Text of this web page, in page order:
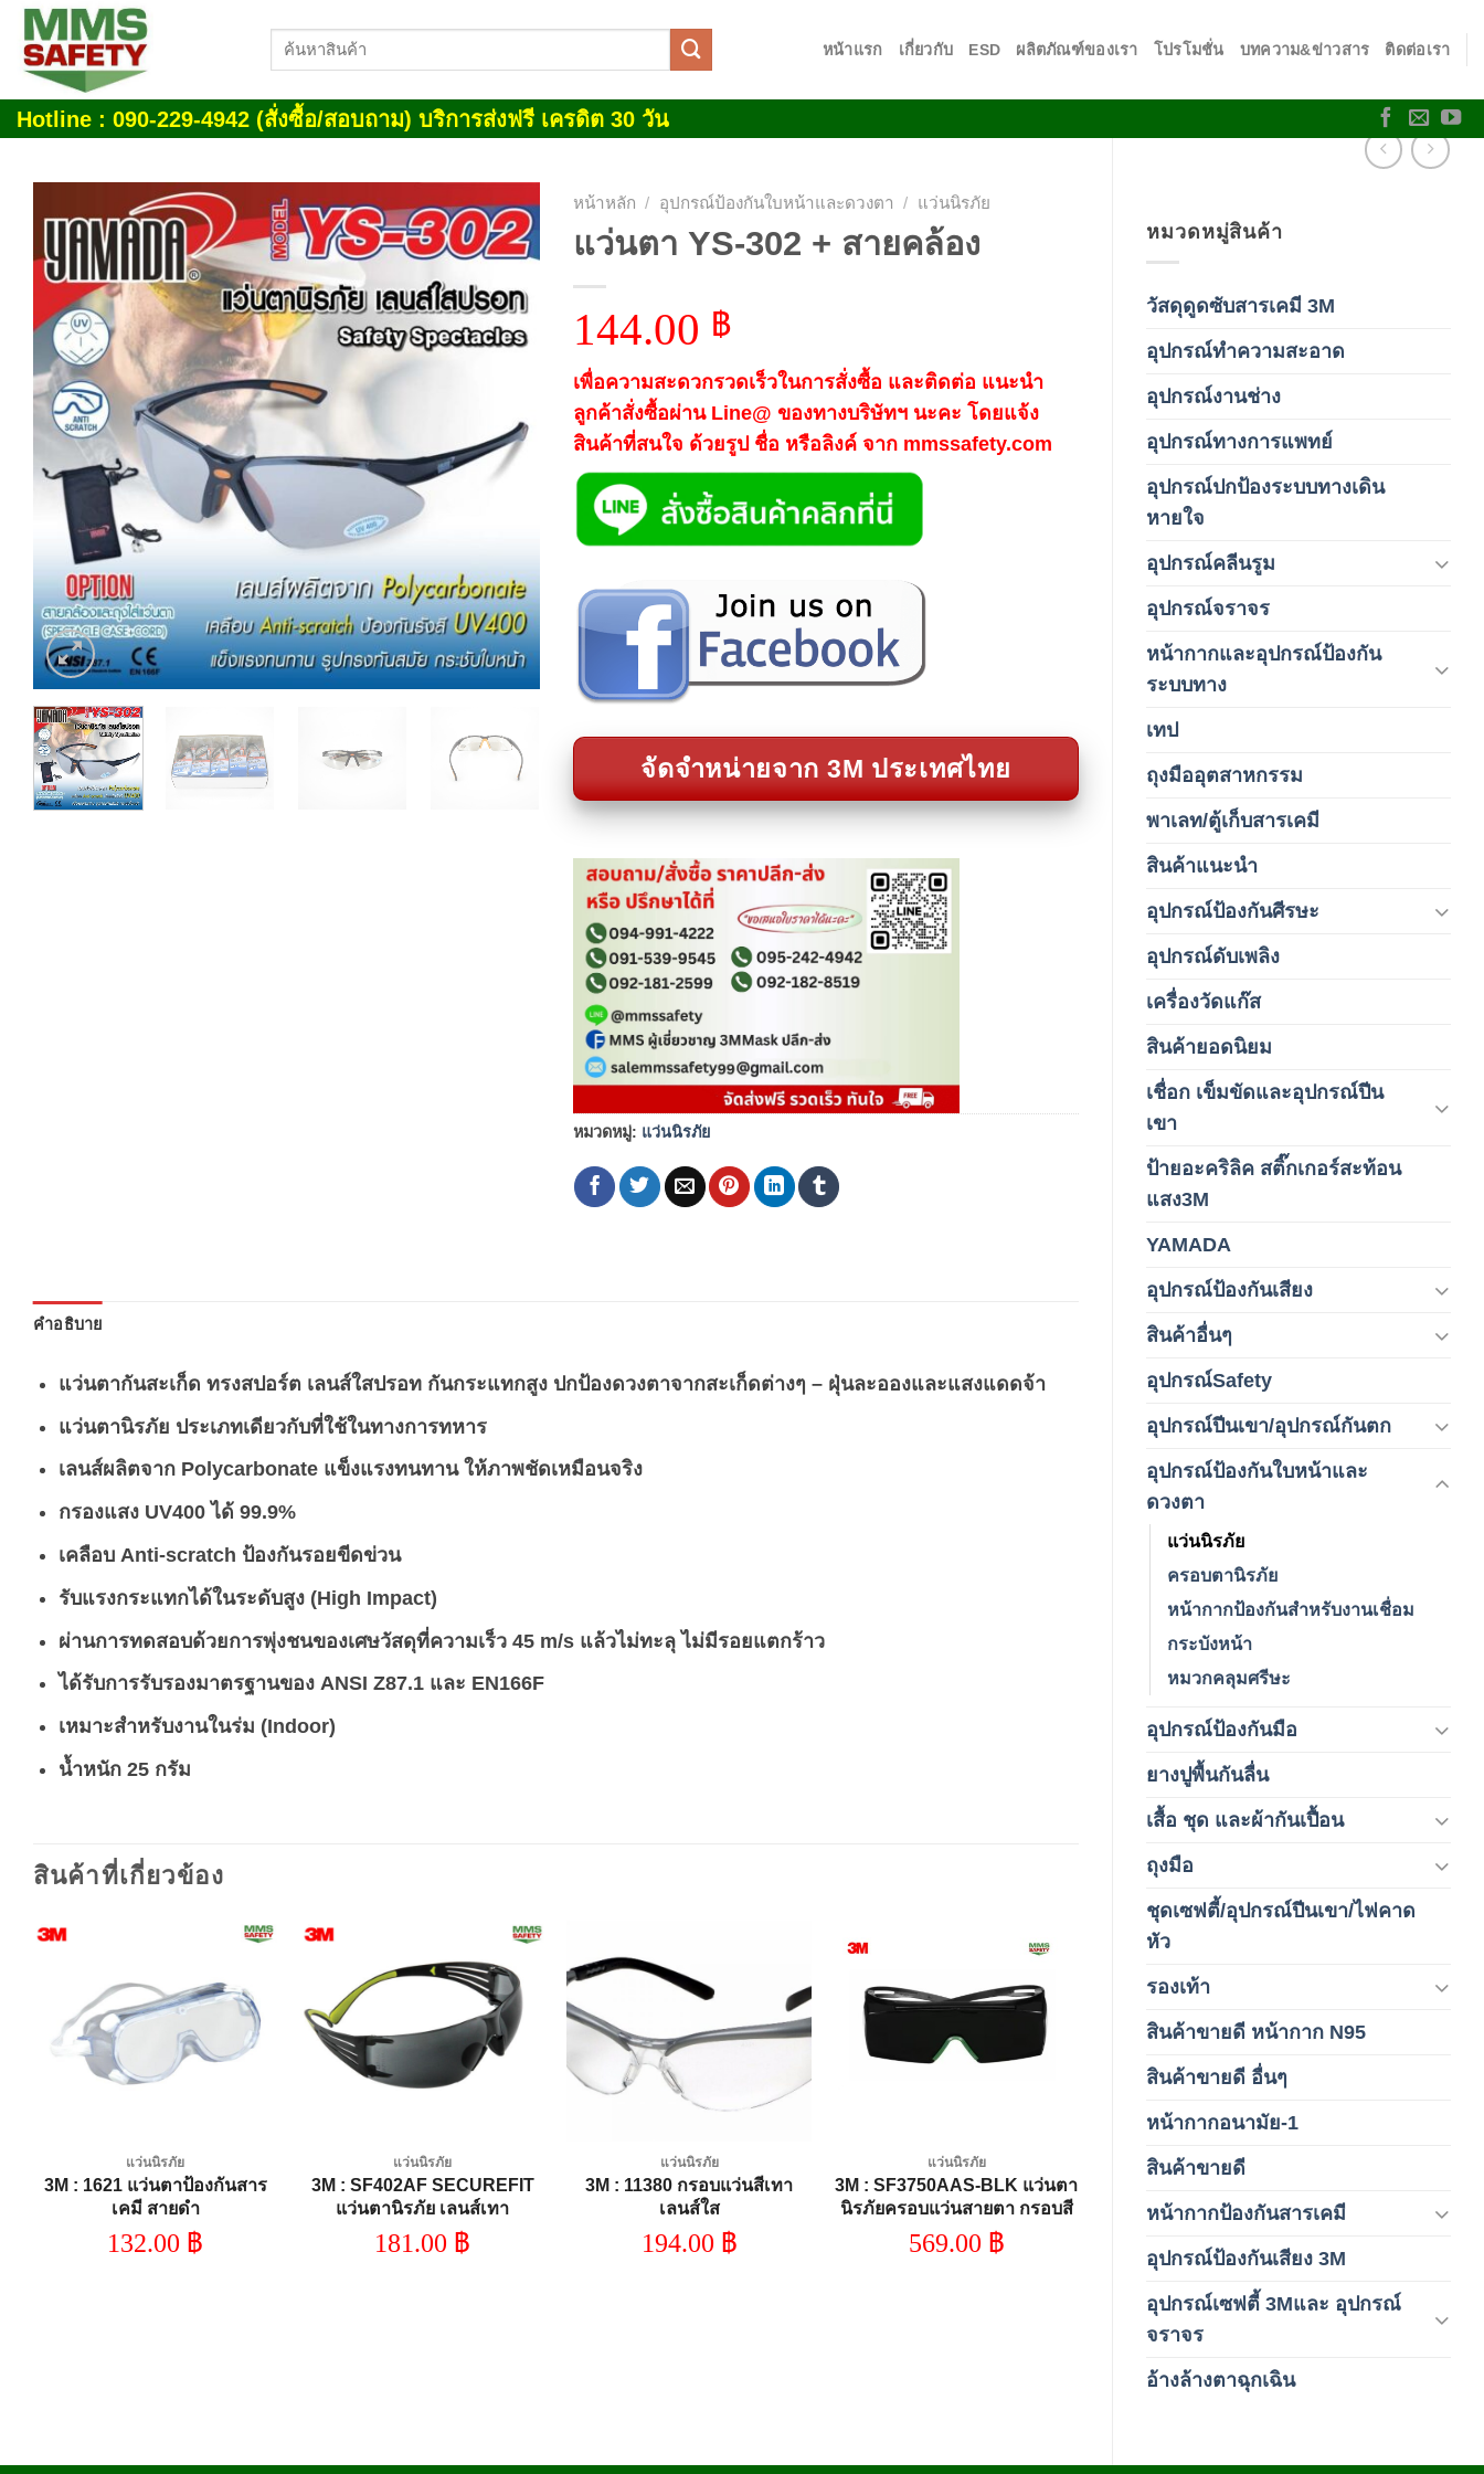
Skip
content
ค้นหา:
หน้าแรก เกี่ยวกับ ESD ผลิตภัณฑ์ของเรา โปรโมชั่น บทความ&ข่าวสาร ติดต่อเรา
Hotline : 090-229-4942 (สั่งซื้อ/สอบถาม) บริการส่งฟรี เครดิต 30 วัน
หมวดหมู่สินค้า
วัสดุดูดซับสารเคมี 3M
อุปกรณ์ทำความสะอาด
อุปกรณ์งานช่าง
อุปกรณ์ทางการแพทย์
อุปกรณ์ปกป้องระบบทางเดิน
หายใจ
อุปกรณ์คลีนรูม
อุปกรณ์จราจร
หน้ากากและอุปกรณ์ป้องกัน
ระบบทาง
เทป
ถุงมืออุตสาหกรรม
พาเลท/ตู้เก็บสารเคมี
สินค้าแนะนำ
อุปกรณ์ป้องกันศีรษะ
อุปกรณ์ดับเพลิง
เครื่องวัดแก๊ส
สินค้ายอดนิยม
เชื่อก เข็มขัดและอุปกรณ์ปีน
เขา
ป้ายอะคริลิค สติ๊กเกอร์สะท้อน
แสง3M
YAMADA
อุปกรณ์ป้องกันเสียง
สินค้าอื่นๆ
อุปกรณ์Safety
อุปกรณ์ปีนเขา/อุปกรณ์กันตก
อุปกรณ์ป้องกันใบหน้าและ
ดวงตา
แว่นนิรภัย
ครอบตานิรภัย
หน้ากากป้องกันสำหรับงานเชื่อม
กระบังหน้า
หมวกคลุมศรีษะ
อุปกรณ์ป้องกันมือ
ยางปูพื้นกันลื่น
เสื้อ ชุด และผ้ากันเปื้อน
ถุงมือ
ชุดเซฟตี้/อุปกรณ์ปีนเขา/ไฟคาด
หัว
รองเท้า
สินค้าขายดี หน้ากาก N95
สินค้าขายดี อื่นๆ
หน้ากากอนามัย-1
สินค้าขายดี
หน้ากากป้องกันสารเคมี
อุปกรณ์ป้องกันเสียง 3M
อุปกรณ์เซฟตี้ 3Mและ อุปกรณ์
จราจร
อ้างล้างตาฉุกเฉิน
Add to
wishlist
หน้าหลัก / อุปกรณ์ป้องกันใบหน้าและดวงตา / แว่นนิรภัย
แว่นตา YS-302 + สายคล้อง
144.00 ฿
เพื่อความสะดวกรวดเร็วในการสั่งซื้อ และติดต่อ แนะนำ
ลูกค้าสั่งซื้อผ่าน Line@ ของทางบริษัทฯ นะคะ โดยแจ้ง
สินค้าที่สนใจ ด้วยรูป ชื่อ หรือลิงค์ จาก mmssafety.com
จัดจำหน่ายจาก 3M ประเทศไทย
หมวดหมู่: แว่นนิรภัย
คำอธิบาย
แว่นตากันสะเก็ด ทรงสปอร์ต เลนส์ใสปรอท กันกระแทกสูง ปกป้องดวงตาจากสะเก็ดต่างๆ – ฝุ่นละอองและแสงแดดจ้า
แว่นตานิรภัย ประเภทเดียวกับที่ใช้ในทางการทหาร
เลนส์ผลิตจาก Polycarbonate แข็งแรงทนทาน ให้ภาพชัดเหมือนจริง
กรองแสง UV400 ได้ 99.9%
เคลือบ Anti-scratch ป้องกันรอยขีดข่วน
รับแรงกระแทกได้ในระดับสูง (High Impact)
ผ่านการทดสอบด้วยการพุ่งชนของเศษวัสดุที่ความเร็ว 45 m/s แล้วไม่ทะลุ ไม่มีรอยแตกร้าว
ได้รับการรับรองมาตรฐานของ ANSI Z87.1 และ EN166F
เหมาะสำหรับงานในร่ม (Indoor)
น้ำหนัก 25 กรัม
สินค้าที่เกี่ยวข้อง
Add to
wishlist
แว่นนิรภัย
3M : 1621 แว่นตาป้องกันสาร
เคมี สายดำ
132.00 ฿
Add to
wishlist
แว่นนิรภัย
3M : SF402AF SECUREFIT
แว่นตานิรภัย เลนส์เทา
181.00 ฿
wishlist
แว่นนิรภัย
3M : 11380 กรอบแว่นสีเทา
เลนส์ใส
194.00 ฿
Add to
wishlist
แว่นนิรภัย
3M : SF3750AAS-BLK แว่นตา
นิรภัยครอบแว่นสายตา กรอบสี
ดำ เลนส์เทา
569.00 ฿